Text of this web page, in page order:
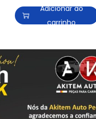
Adicionar ao
carrinho